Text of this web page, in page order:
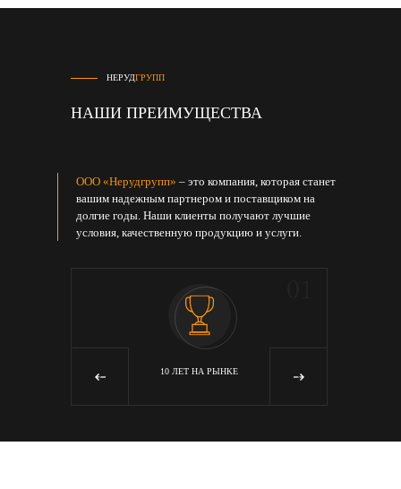
НЕРУДГРУПП
НАШИ ПРЕИМУЩЕСТВА
ООО «Нерудгрупп» – это компания, которая станет
вашим надежным партнером и поставщиком на
долгие годы. Наши клиенты получают лучшие
условия, качественную продукцию и услуги.
10 ЛЕТ НА РЫНКЕ
‹ ›